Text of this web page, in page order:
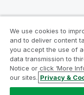
Acuerdos legales
Legal Policies
Condiciones de uso
Do Not Share My
We use cookies to
and to deliver content
you accept the use of
data transmission to
Notice or click ‘More
our sites. Privacy &